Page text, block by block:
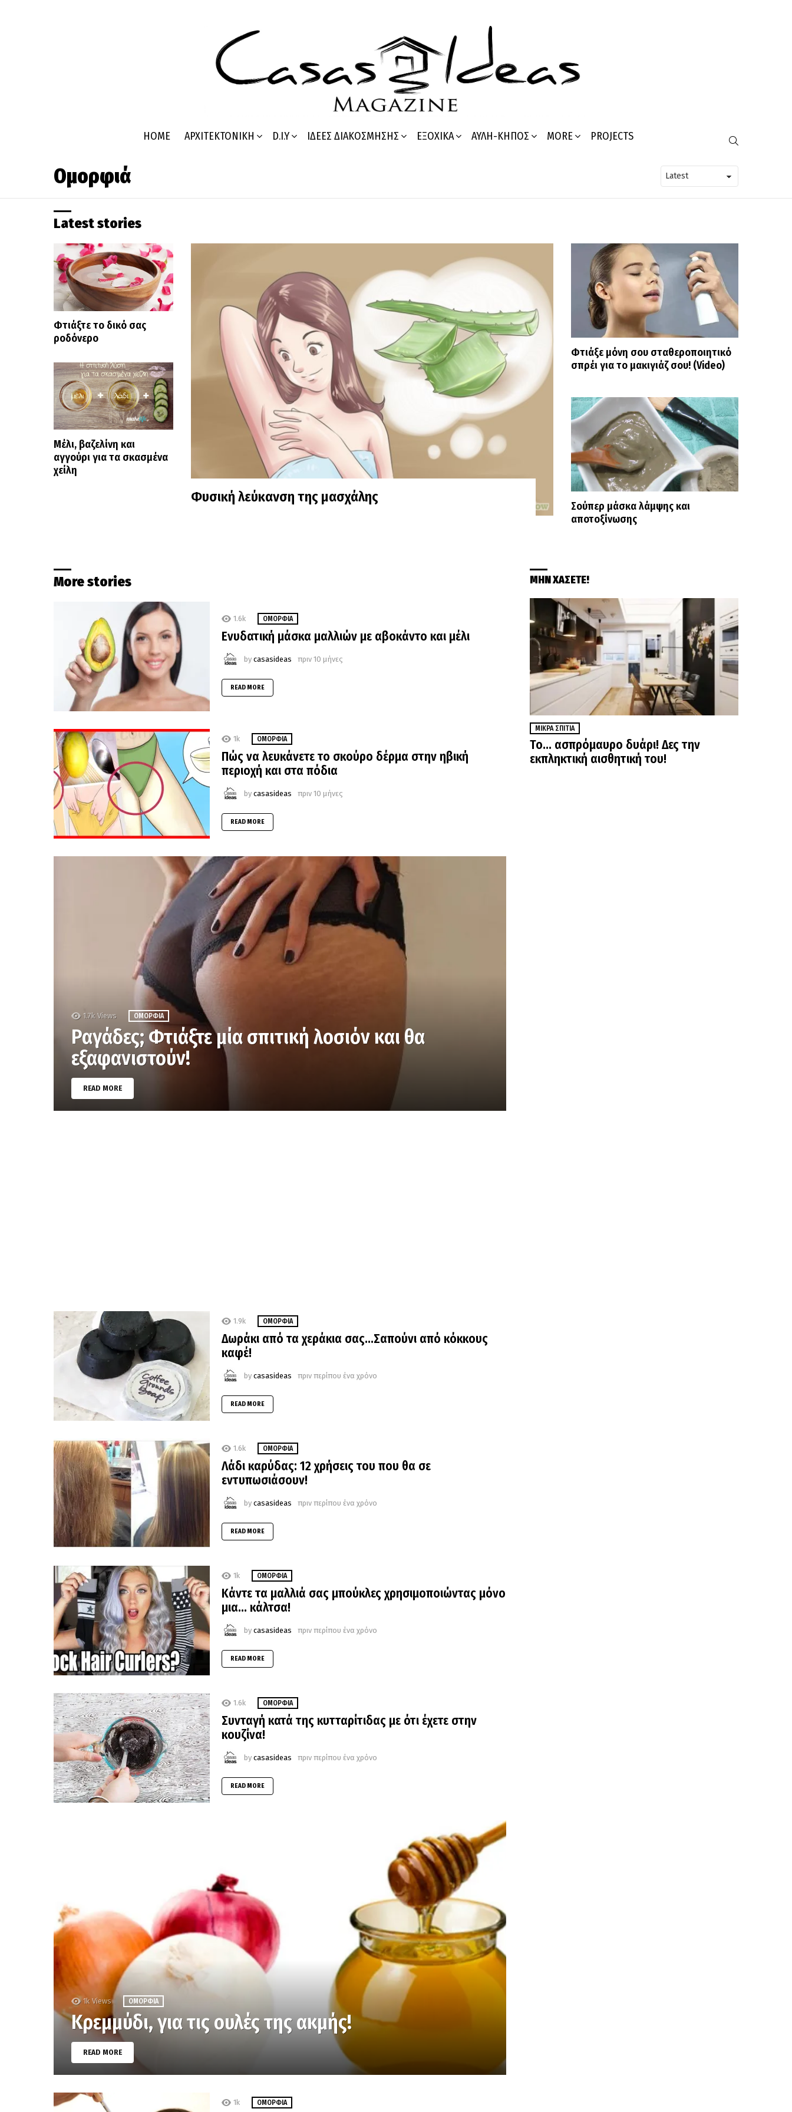
HOME ΑΡΧΙΤΕΚΤΟΝΙΚΉ D.I.Y ΙΔΈΕΣ ΔΙΑΚΌΣΜΗΣΗΣ ΕΞΟΧΙΚΆ ΑΥΛΉ-ΚΉΠΟΣ MORE PROJECTS
Ομορφιά
Latest stories
Φυσική λεύκανση της μασχάλης
Φτιάξτε το δικό σας
ροδόνερο
Μέλι, βαζελίνη και
αγγούρι για τα σκασμένα
χείλη
Φτιάξε μόνη σου σταθεροποιητικό
σπρέι για το μακιγιάζ σου! (Video)
Σούπερ μάσκα λάμψης και
αποτοξίνωσης
More stories
1.6k ΟΜΟΡΦΙΆ
Ενυδατική μάσκα μαλλιών με αβοκάντο και μέλι
by casasideas πριν 10 μήνες
READ MORE
1k ΟΜΟΡΦΙΆ
Πώς να λευκάνετε το σκούρο δέρμα στην ηβική
περιοχή και στα πόδια
by casasideas πριν 10 μήνες
READ MORE
1.7k Views ΟΜΟΡΦΙΆ
Ραγάδες; Φτιάξτε μία σπιτική λοσιόν και θα
εξαφανιστούν!
READ MORE
1.9k ΟΜΟΡΦΙΆ
Δωράκι από τα χεράκια σας…Σαπούνι από κόκκους
καφέ!
by casasideas πριν περίπου ένα χρόνο
READ MORE
1.6k ΟΜΟΡΦΙΆ
Λάδι καρύδας: 12 χρήσεις του που θα σε
εντυπωσιάσουν!
by casasideas πριν περίπου ένα χρόνο
READ MORE
1k ΟΜΟΡΦΙΆ
Κάντε τα μαλλιά σας μπούκλες χρησιμοποιώντας μόνο
μια… κάλτσα!
by casasideas πριν περίπου ένα χρόνο
READ MORE
1.6k ΟΜΟΡΦΙΆ
Συνταγή κατά της κυτταρίτιδας με ότι έχετε στην
κουζίνα!
by casasideas πριν περίπου ένα χρόνο
READ MORE
1k Views ΟΜΟΡΦΙΆ
Κρεμμύδι, για τις ουλές της ακμής!
READ MORE
1k ΟΜΟΡΦΙΆ
ΜΗΝ ΧΑΣΕΤΕ!
ΜΙΚΡΆ ΣΠΊΤΙΑ
Το… ασπρόμαυρο δυάρι! Δες την
εκπληκτική αισθητική του!